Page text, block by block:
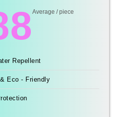
Average / piece
Repellent
Eco - Friendly